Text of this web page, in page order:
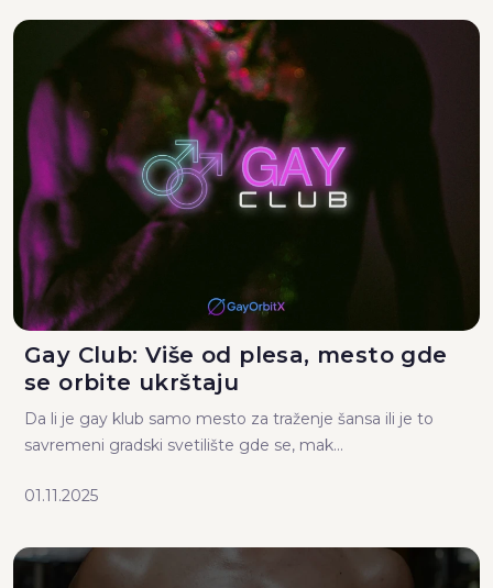
Gay Club: Više od plesa, mesto gde
se orbite ukrštaju
Da li je gay klub samo mesto za traženje šansa ili je to
savremeni gradski svetilište gde se, mak...
01.11.2025